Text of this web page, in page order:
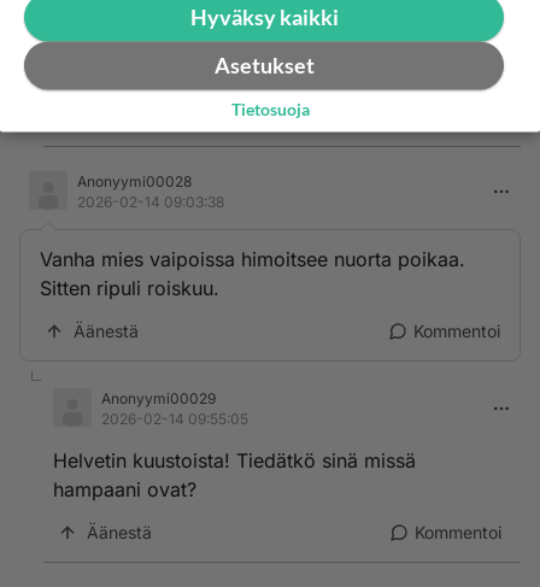
Mixeissä.. missä helvatossa ne o!?!
T. Esko Röpäjä 88v
Anonyymi00028
2026-02-14 09:03:38
Vanha mies vaipoissa himoitsee nuorta poikaa.
Sitten ripuli roiskuu.
Äänestä Kommentoi
Anonyymi00029
2026-02-14 09:55:05
Helvetin kuustoista! Tiedätkö sinä missä
hampaani ovat?
Äänestä Kommentoi
Hyväksy kaikki
Asetukset
Tietosuoja